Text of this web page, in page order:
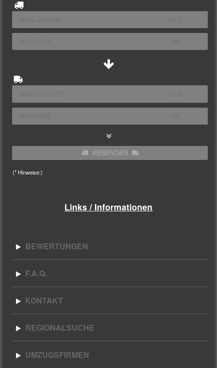
ABSENDEN
(* Hinweise:)
Links / Informationen
BEWERTUNGEN
F.A.Q.
KONTAKT
REGIONALSUCHE
UMZUGSFIRMEN